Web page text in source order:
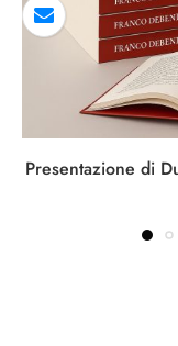
Presentazione di